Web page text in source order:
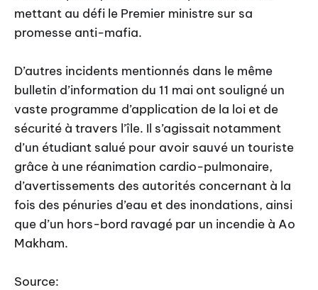
mettant au défi le Premier ministre sur sa
promesse anti-mafia.
D’autres incidents mentionnés dans le même
bulletin d’information du 11 mai ont souligné un
vaste programme d’application de la loi et de
sécurité à travers l’île. Il s’agissait notamment
d’un étudiant salué pour avoir sauvé un touriste
grâce à une réanimation cardio-pulmonaire,
d’avertissements des autorités concernant à la
fois des pénuries d’eau et des inondations, ainsi
que d’un hors-bord ravagé par un incendie à Ao
Makham.
Source: